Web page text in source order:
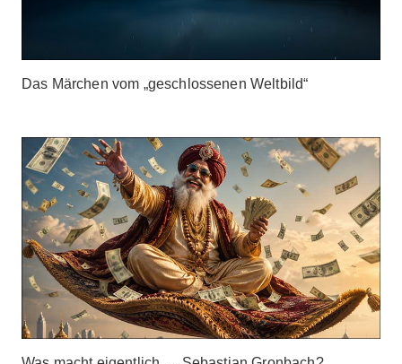
Das Märchen vom „geschlossenen Weltbild“